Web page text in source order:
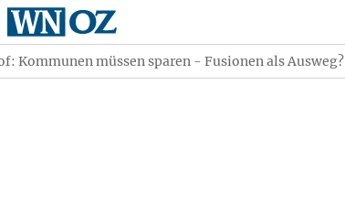
Kommunen müssen sparen - Fusionen als Ausweg?